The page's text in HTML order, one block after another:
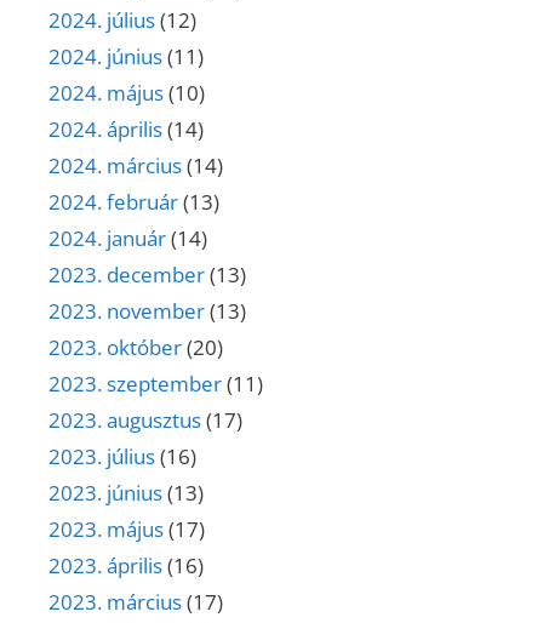
2024. július(12)
2024. június(11)
2024. május(10)
2024. április(14)
2024. március(14)
2024. február(13)
2024. január(14)
2023. december(13)
2023. november(13)
2023. október(20)
2023. szeptember(11)
2023. augusztus(17)
2023. július(16)
2023. június(13)
2023. május(17)
2023. április(16)
2023. március(17)